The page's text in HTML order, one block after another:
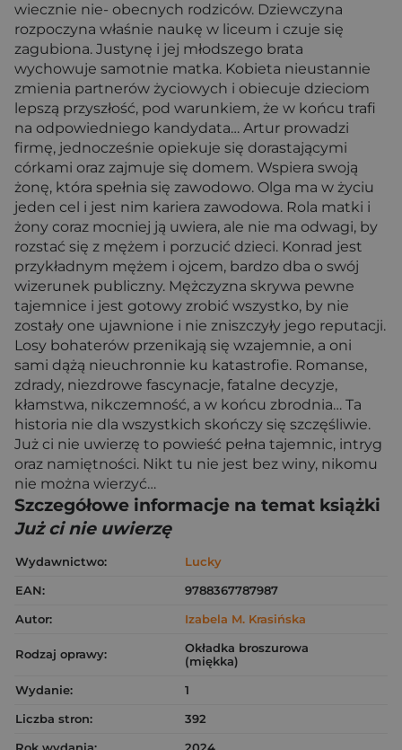
wiecznie nie- obecnych rodziców. Dziewczyna
rozpoczyna właśnie naukę w liceum i czuje się
zagubiona. Justynę i jej młodszego brata
wychowuje samotnie matka. Kobieta nieustannie
zmienia partnerów życiowych i obiecuje dzieciom
lepszą przyszłość, pod warunkiem, że w końcu trafi
na odpowiedniego kandydata… Artur prowadzi
firmę, jednocześnie opiekuje się dorastającymi
córkami oraz zajmuje się domem. Wspiera swoją
żonę, która spełnia się zawodowo. Olga ma w życiu
jeden cel i jest nim kariera zawodowa. Rola matki i
żony coraz mocniej ją uwiera, ale nie ma odwagi, by
rozstać się z mężem i porzucić dzieci. Konrad jest
przykładnym mężem i ojcem, bardzo dba o swój
wizerunek publiczny. Mężczyzna skrywa pewne
tajemnice i jest gotowy zrobić wszystko, by nie
zostały one ujawnione i nie zniszczyły jego reputacji.
Losy bohaterów przenikają się wzajemnie, a oni
sami dążą nieuchronnie ku katastrofie. Romanse,
zdrady, niezdrowe fascynacje, fatalne decyzje,
kłamstwa, nikczemność, a w końcu zbrodnia… Ta
historia nie dla wszystkich skończy się szczęśliwie.
Już ci nie uwierzę to powieść pełna tajemnic, intryg
oraz namiętności. Nikt tu nie jest bez winy, nikomu
nie można wierzyć…
Szczegółowe informacje na temat książki
Już ci nie uwierzę
Wydawnictwo:
Lucky
EAN:
9788367787987
Autor:
Izabela M. Krasińska
Rodzaj oprawy:
Okładka broszurowa
(miękka)
Wydanie:
1
Liczba stron:
392